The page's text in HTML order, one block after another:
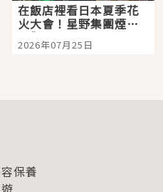
在飯店裡看日本夏季花
火大會！星野集團煙火
景觀飯店6選，讓你不用
人擠人悠閒欣賞
2026年07月25日
保養